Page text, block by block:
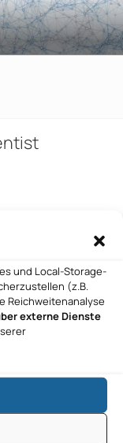
und Local-Storage-
(z.B.
Reichweitenanalyse
externe Dienste